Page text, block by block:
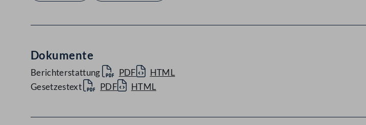
Dokumente
Berichterstattung PDF
HTML
Gesetzestext
PDF HTML